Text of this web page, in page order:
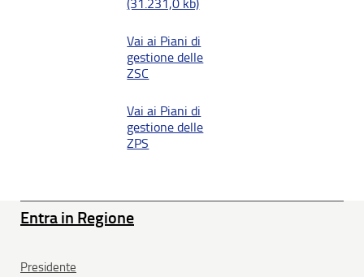
(31.231,0 kb)
Vai ai Piani di
gestione delle
ZSC
Vai ai Piani di
gestione delle
ZPS
Entra in Regione
Presidente